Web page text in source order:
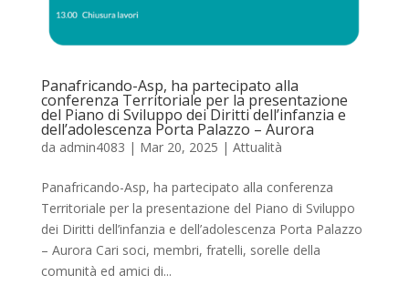
Panafricando-Asp, ha partecipato alla
conferenza Territoriale per la presentazione
del Piano di Sviluppo dei Diritti dell’infanzia e
dell’adolescenza Porta Palazzo – Aurora
da admin4083 | Mar 20, 2025 | Attualità
Panafricando-Asp, ha partecipato alla conferenza
Territoriale per la presentazione del Piano di Sviluppo
dei Diritti dell’infanzia e dell’adolescenza Porta Palazzo
– Aurora Cari soci, membri, fratelli, sorelle della
comunità ed amici di...